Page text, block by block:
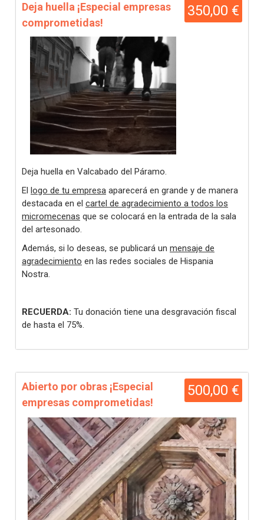
350,00 €
Deja huella ¡Especial empresas
comprometidas!
Deja huella en Valcabado del Páramo.
El logo de tu empresa aparecerá en grande y de manera
destacada en el cartel de agradecimiento a todos los
micromecenas que se colocará en la entrada de la sala
del artesonado.
Además, si lo deseas, se publicará un mensaje de
agradecimiento en las redes sociales de Hispania
Nostra.
RECUERDA: Tu donación tiene una desgravación fiscal
de hasta el 75%.
500,00 €
Abierto por obras ¡Especial
empresas comprometidas!